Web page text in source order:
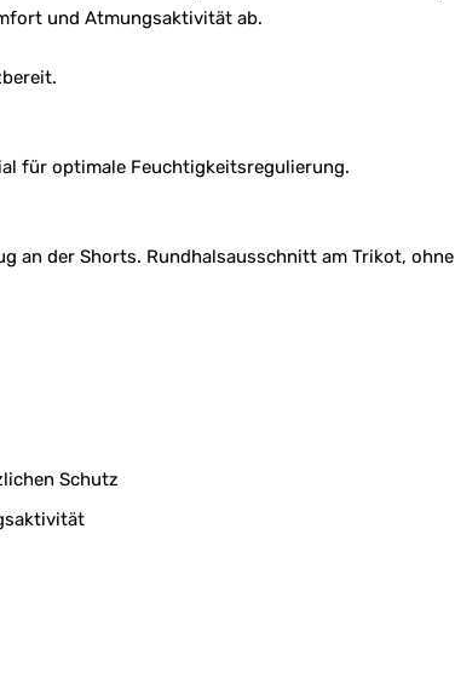
und Atmungsaktivität ab.
für optimale Feuchtigkeitsregulierung.
an der Shorts. Rundhalsausschnitt am Trikot, ohne
Schutz